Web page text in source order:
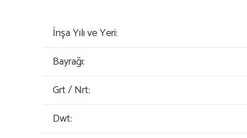
İnşa Yılı ve Yeri:
Bayrağı:
Grt / Nrt:
Dwt: